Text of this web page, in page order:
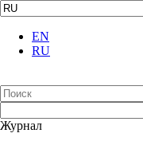
EN
RU
Журнал